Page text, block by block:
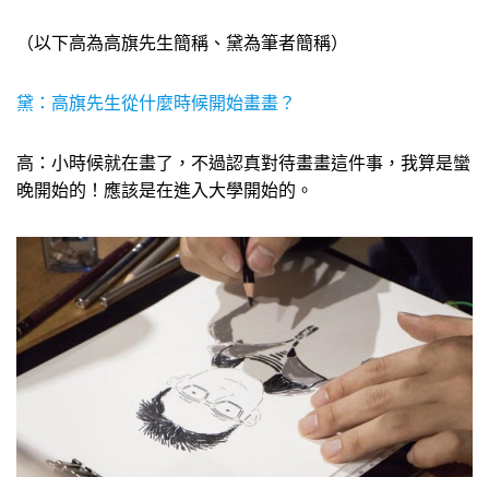
（以下高為高旗先生簡稱、黛為筆者簡稱）
黛：高旗先生從什麼時候開始畫畫？
高：小時候就在畫了，不過認真對待畫畫這件事，我算是蠻
晚開始的！應該是在進入大學開始的。